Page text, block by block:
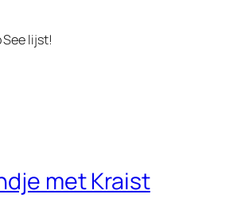
Seelijst!
met Kraist